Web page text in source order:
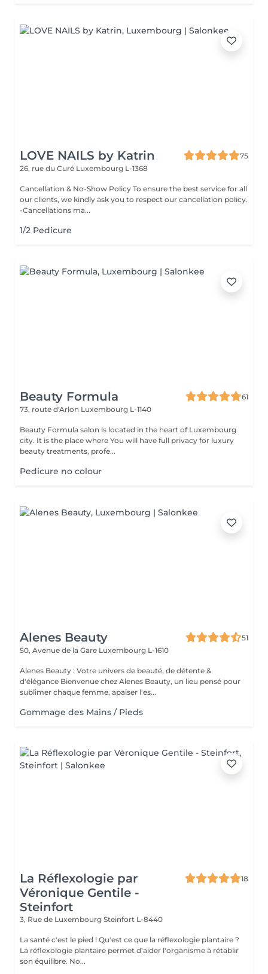
LOVE NAILS by Katrin
75
26, rue du Curé Luxembourg L-1368
Cancellation & No-Show Policy To ensure the best service for all
our clients, we kindly ask you to respect our cancellation policy.
-Cancellations ma...
1/2 Pedicure
Beauty Formula
61
73, route d'Arlon Luxembourg L-1140
Beauty Formula salon is located in the heart of Luxembourg
city. It is the place where You will have full privacy for luxury
beauty treatments, profe...
Pedicure no colour
Alenes Beauty
51
50, Avenue de la Gare Luxembourg L-1610
Alenes Beauty : Votre univers de beauté, de détente &
d'élégance Bienvenue chez Alenes Beauty, un lieu pensé pour
sublimer chaque femme, apaiser l'es...
Gommage des Mains / Pieds
La Réflexologie par
Véronique Gentile -
Steinfort
18
3, Rue de Luxembourg Steinfort L-8440
La santé c'est le pied ! Qu'est ce que la réflexologie plantaire ?
La réflexologie plantaire permet d'aider l'organisme à rétablir
son équilibre. No...